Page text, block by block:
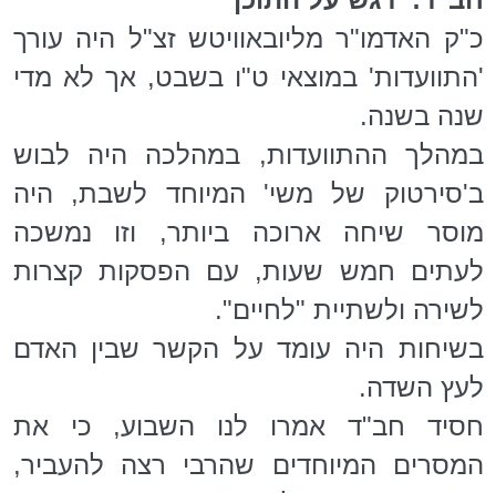
כ"ק האדמו"ר מליובאוויטש זצ"ל היה עורך
'התוועדות' במוצאי ט"ו בשבט, אך לא מדי
שנה בשנה.
במהלך ההתוועדות, במהלכה היה לבוש
ב'סירטוק של משי' המיוחד לשבת, היה
מוסר שיחה ארוכה ביותר, וזו נמשכה
לעתים חמש שעות, עם הפסקות קצרות
לשירה ולשתיית "לחיים".
בשיחות היה עומד על הקשר שבין האדם
לעץ השדה.
חסיד חב"ד אמרו לנו השבוע, כי את
המסרים המיוחדים שהרבי רצה להעביר,